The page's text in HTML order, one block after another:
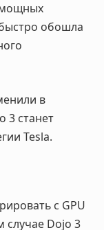
обошла
в
3 станет
Tesla.
с GPU
случае Dojo 3